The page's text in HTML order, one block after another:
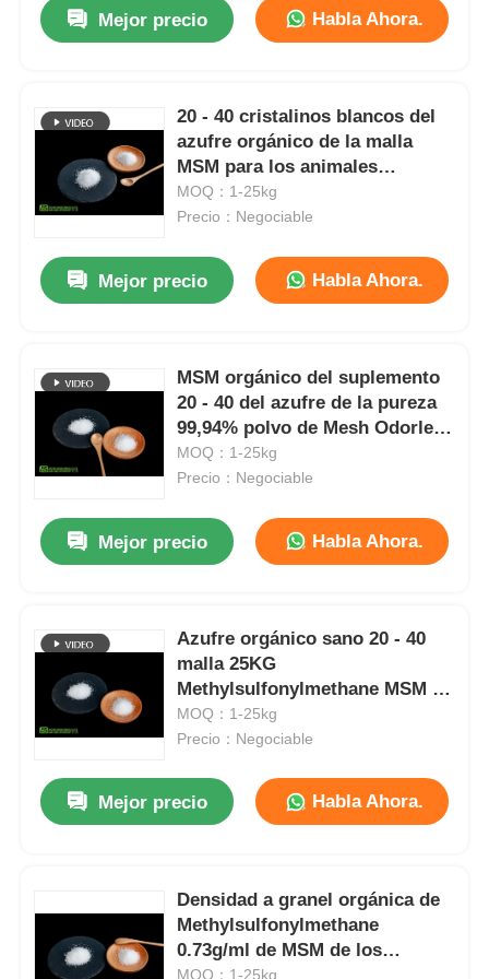
Productos
Los vídeos
Sobre nosotros
Control de calidad
Polvo de MSM
MSM Metilsulfonilmetano
Sulfona Dimethyl de MSM
Mejor precio Habla Ahora.
20 - 40 cristalinos blancos del
azufre orgánico de la malla
MSM para los animales
domésticos y el caballo
MOQ：1-25kg
Precio：Negociable
Mejor precio Habla Ahora.
MSM orgánico del suplemento
20 - 40 del azufre de la pureza
99,94% polvo de Mesh Odorless
para los gatos
MOQ：1-25kg
Precio：Negociable
Mejor precio Habla Ahora.
Azufre orgánico sano 20 - 40
malla 25KG
Methylsulfonylmethane MSM de
MSM para los perros
MOQ：1-25kg
Precio：Negociable
Mejor precio Habla Ahora.
Densidad a granel orgánica de
Methylsulfonylmethane
0.73g/ml de MSM de los
cristales puros blancos del
MOQ：1-25kg